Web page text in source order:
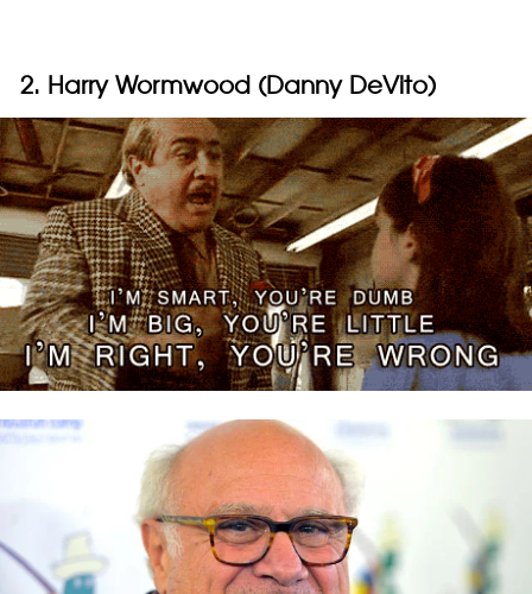
2. Harry Wormwood (Danny DeVito)